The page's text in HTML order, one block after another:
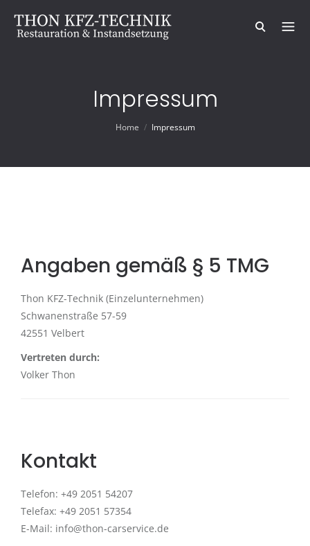
Impressum
Home / Impressum
Angaben gemäß § 5 TMG
Thon KFZ-Technik (Einzelunternehmen)
Schwanenstraße 57-59
42551 Velbert
Vertreten durch:
Volker Thon
Kontakt
Telefon: +49 2051 54207
Telefax: +49 2051 57354
E-Mail: info@thon-carservice.de